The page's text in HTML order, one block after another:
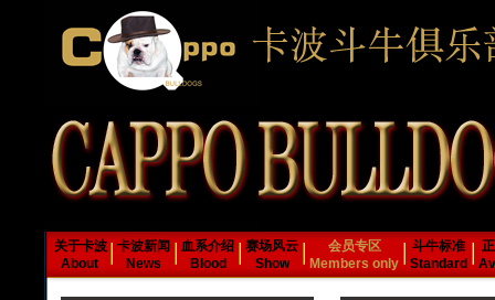
关于卡波
About
卡波新闻
News
血系介绍
Blood
赛场风云
Show
会员专区
Members only
斗牛标准
Standard